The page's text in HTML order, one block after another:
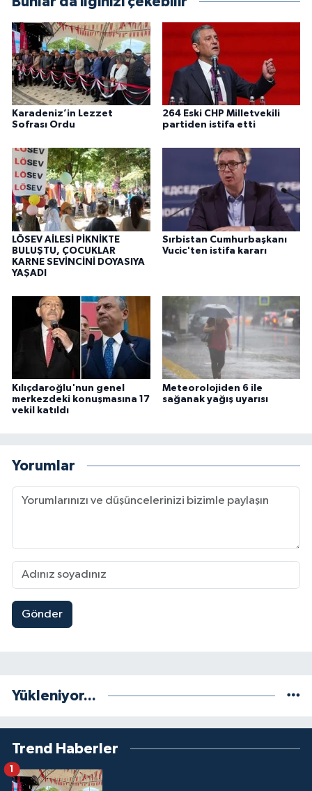
Karadeniz’in Lezzet
Sofrası Ordu
264 Eski CHP Milletvekili
partiden istifa etti
LÖSEV AİLESİ PİKNİKTE
BULUŞTU, ÇOCUKLAR
KARNE SEVİNCİNİ DOYASIYA
YAŞADI
Sırbistan Cumhurbaşkanı
Vucic'ten istifa kararı
Kılıçdaroğlu'nun genel
merkezdeki konuşmasına 17
vekil katıldı
Meteorolojiden 6 ile
sağanak yağış uyarısı
Yorumlar
Gönder
Yükleniyor...
Trend Haberler
1